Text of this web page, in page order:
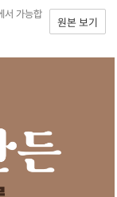
서 가능합
원본 보기